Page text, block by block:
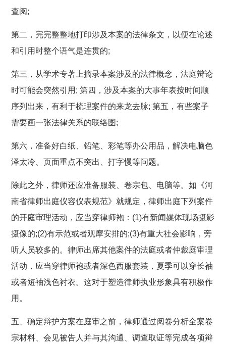
查阅;
第二，完完整整地打印涉及本案的法律条文，以便在论述
和引用时整个语气是连贯的;
第三，从学术专著上摘录本案涉及的法律概念，法庭辩论
时可能会突然引用; 第四，涉及本案的大事年表按时间顺
序列出来，有利于梳理案件的来龙去脉; 第五，有些案子
需要画一张法律关系的联络图;
第六，准备好白纸、铅笔、彩笔等办公用品，解决电脑色
泽太冷、页面重点不突出、打字慢等问题。
除此之外，律师还应准备服装、卷宗包、电脑等。如《河
南省律师出庭仪容仪表规范》就规定，律师出庭下列案件
的开庭审理活动，应当穿律师袍：(1)有新闻媒体现场摄影
摄像的;(2)有示范或者观摩安排的;(3)有重大社会影响，旁
听人员较多的。律师出席其他案件的法庭或者仲裁庭审理
活动，应当穿律师袍或者深色西服套装，夏季可以穿长袖
或者短袖浅色衬衣。这对于塑造律师执业形象具有积极作
用。
五、确定辩护方案在庭审之前，律师通过阅卷分析全案卷
宗材料、会见被告人并与其沟通、调查取证等完成各项辩